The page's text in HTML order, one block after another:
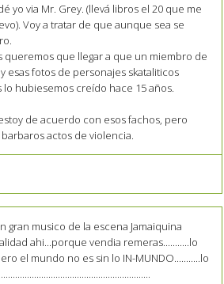
yo via Mr. Grey. (llevá libros el 20 que me
Voy a tratar de que aunque sea se
queremos que llegar a que un miembro de
esas fotos de personajes skataliticos
lo hubiesemos creído hace 15 años.
de acuerdo con esos fachos, pero
actos de violencia.
gran musico de la escena Jamaiquina
ahi...porque vendia remeras...........lo
el mundo no es sin lo IN-MUNDO...........lo